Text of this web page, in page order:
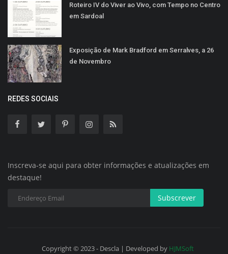
Roteiro IV do Viver ao Vivo, com Tempo no Centro
em Sardoal
Exposição de Mark Bradford em Serralves, a 26
de Novembro
REDES SOCIAIS
Inscreva-se aqui para obter informações e atualizações em
destaque!
Subscrever
Copyright © 2023 - Descla | Developed by HJMSoft